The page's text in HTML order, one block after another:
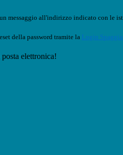
messaggio all'indirizzo indicato con le
della password tramite la Login
elettronica!